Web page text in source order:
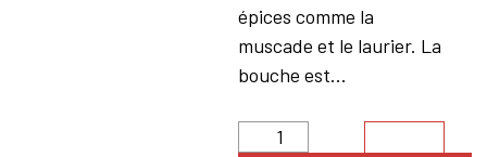
épices comme la
muscade et le laurier. La
bouche est...